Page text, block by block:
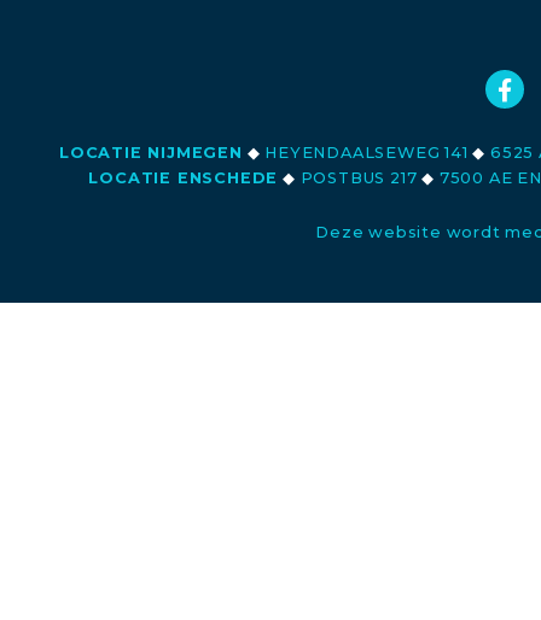
LOCATIE NIJMEGEN ◆ HEYENDAALSEWEG 141◆ 6525
LOCATIE ENSCHEDE ◆ POSTBUS 217◆ 7500 AE
Deze website wordt